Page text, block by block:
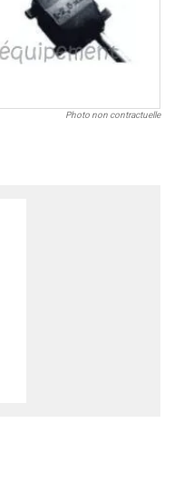
Photo non contractuelle